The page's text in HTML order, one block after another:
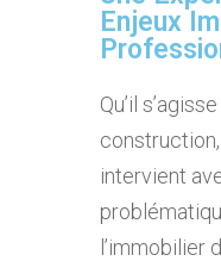
Enjeux
Qu’il
intervient
l’immobilier